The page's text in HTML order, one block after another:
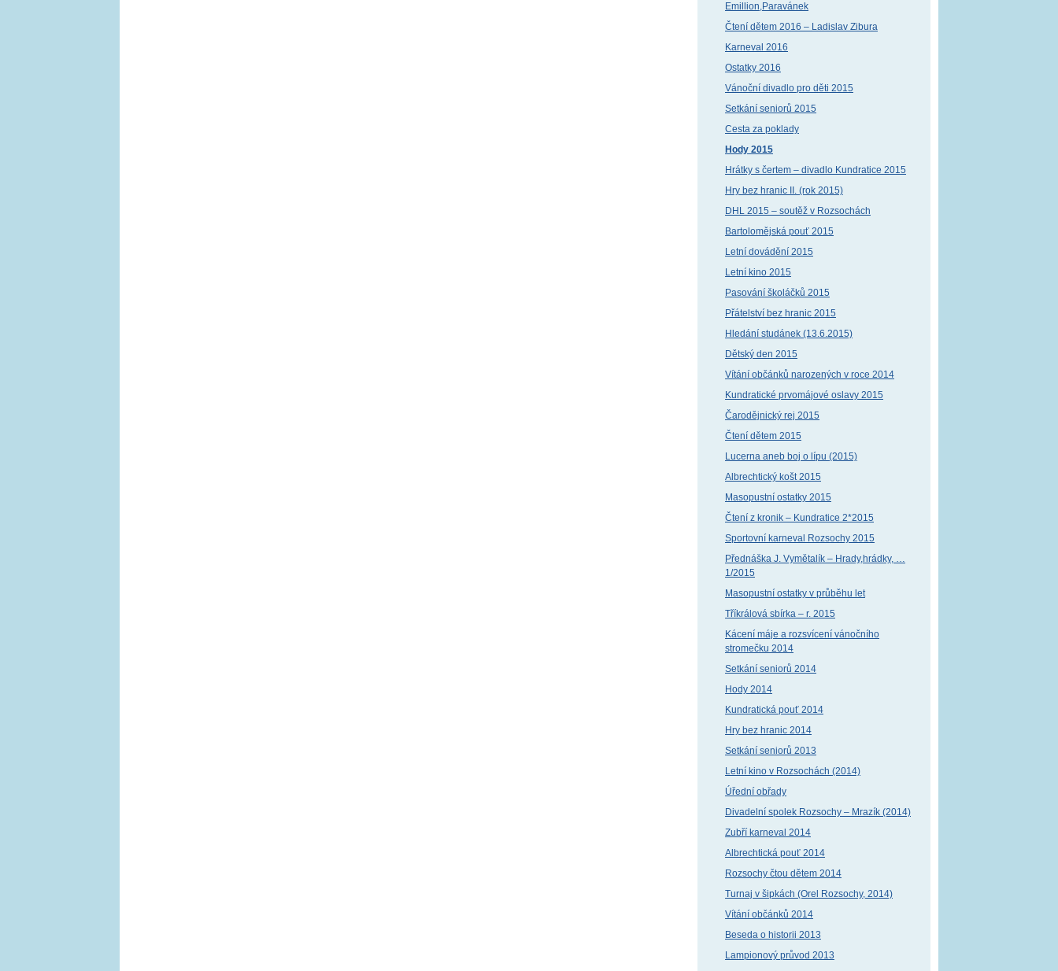
Emillion,Paravánek
Čtení dětem 2016 – Ladislav Zibura
Karneval 2016
Ostatky 2016
Vánoční divadlo pro děti 2015
Setkání seniorů 2015
Cesta za poklady
Hody 2015
Hrátky s čertem – divadlo Kundratice 2015
Hry bez hranic II. (rok 2015)
DHL 2015 – soutěž v Rozsochách
Bartolomějská pouť 2015
Letní dovádění 2015
Letní kino 2015
Pasování školáčků 2015
Přátelství bez hranic 2015
Hledání studánek (13.6.2015)
Dětský den 2015
Vítání občánků narozených v roce 2014
Kundratické prvomájové oslavy 2015
Čarodějnický rej 2015
Čtení dětem 2015
Lucerna aneb boj o lípu (2015)
Albrechtický košt 2015
Masopustní ostatky 2015
Čtení z kronik – Kundratice 2*2015
Sportovní karneval Rozsochy 2015
Přednáška J. Vymětalík – Hrady,hrádky, …
1/2015
Masopustní ostatky v průběhu let
Tříkrálová sbírka – r. 2015
Kácení máje a rozsvícení vánočního
stromečku 2014
Setkání seniorů 2014
Hody 2014
Kundratická pouť 2014
Hry bez hranic 2014
Setkání seniorů 2013
Letní kino v Rozsochách (2014)
Úřední obřady
Divadelní spolek Rozsochy – Mrazík (2014)
Zubří karneval 2014
Albrechtická pouť 2014
Rozsochy čtou dětem 2014
Turnaj v šipkách (Orel Rozsochy, 2014)
Vítání občánků 2014
Beseda o historii 2013
Lampionový průvod 2013